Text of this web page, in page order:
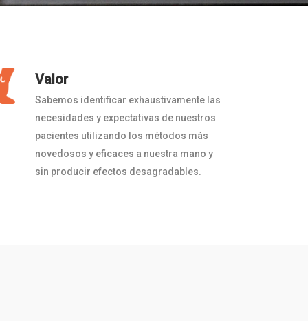
Valor
Sabemos identificar exhaustivamente las
necesidades y expectativas de nuestros
pacientes utilizando los métodos más
novedosos y eficaces a nuestra mano y
sin producir efectos desagradables.